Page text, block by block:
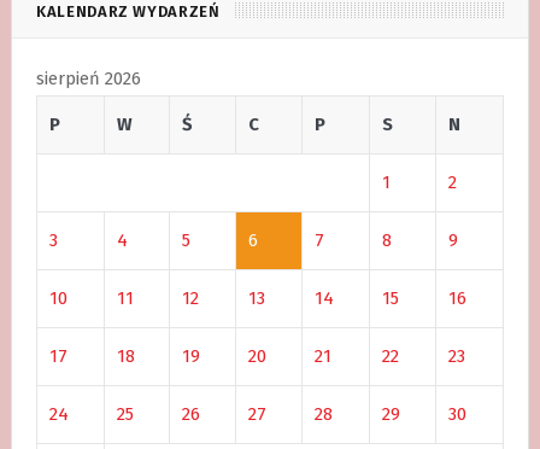
KALENDARZ WYDARZEŃ
sierpień 2026
P W Ś C P S N
1 2
3 4 5 6 7 8 9
10 11 12 13 14 15 16
17 18 19 20 21 22 23
24 25 26 27 28 29 30